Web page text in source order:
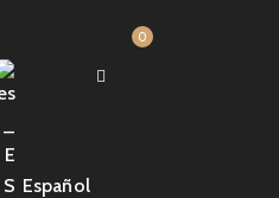
0
Español